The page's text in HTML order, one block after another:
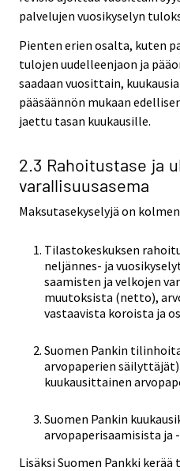
palvelujen vuosikyselyn
Pienten erien osalta, kuten
tulojen uudelleenjaon ja
saadaan vuosittain,
pääsäännön mukaan
jaettu tasan kuukausille.
2.3 Rahoitustase ja
varallisuusasema
Maksutasekyselyjä on
Tilastokeskuksen
neljännes- ja
saamisten ja velkojen
muutoksista (netto),
vastaavista koroista ja
Suomen Pankin
arvopaperien
kuukausittainen
Suomen Pankin
arvopaperisaamisista ja
Lisäksi Suomen Pankki